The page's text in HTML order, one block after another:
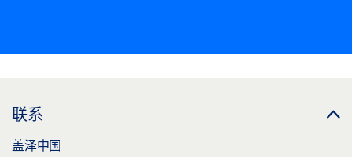
联系
盖泽中国